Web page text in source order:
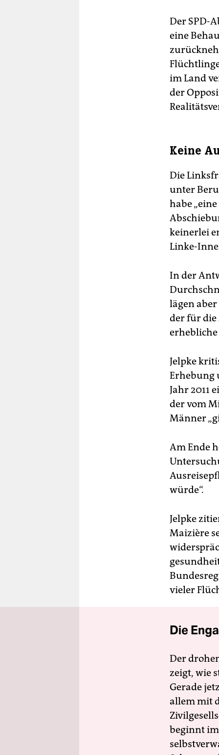
Der SPD-
eine
im Land
der
Keine
Die
unter
habe
keinerlei
Linke-
In der
lägen
der für die
erhebliche
Jelpke
Erhebung
Jahr 2011
der vom
Männer
Am Ende
würde“.
Jelpke
Maizière
vieler
Die
Der
zeigt, wie
Gerade
allem mit
beginnt